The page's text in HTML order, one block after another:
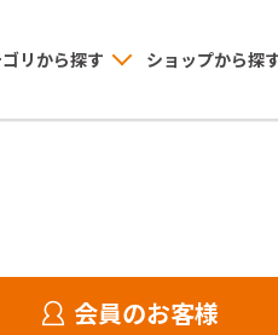
リから探す ショップから探
会員のお客様